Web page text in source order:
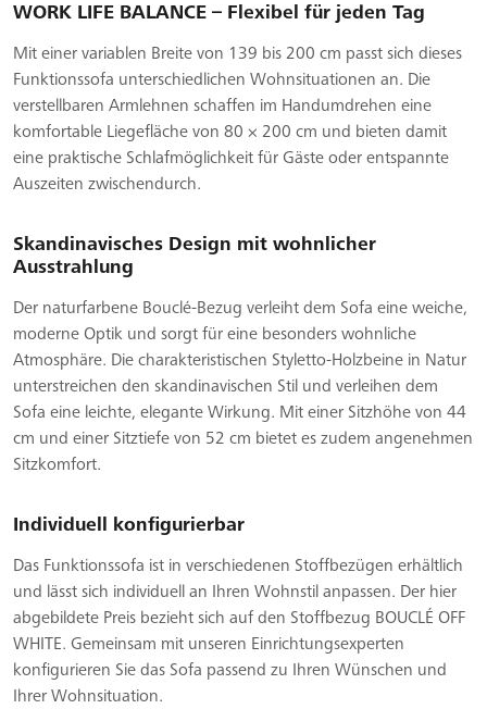
WORK LIFE BALANCE – Flexibel für jeden Tag
Mit einer variablen Breite von 139 bis 200 cm passt sich dieses
Funktionssofa unterschiedlichen Wohnsituationen an. Die
verstellbaren Armlehnen schaffen im Handumdrehen eine
komfortable Liegefläche von 80 × 200 cm und bieten damit
eine praktische Schlafmöglichkeit für Gäste oder entspannte
Auszeiten zwischendurch.
Skandinavisches Design mit wohnlicher
Ausstrahlung
Der naturfarbene Bouclé-Bezug verleiht dem Sofa eine weiche,
moderne Optik und sorgt für eine besonders wohnliche
Atmosphäre. Die charakteristischen Styletto-Holzbeine in Natur
unterstreichen den skandinavischen Stil und verleihen dem
Sofa eine leichte, elegante Wirkung. Mit einer Sitzhöhe von 44
cm und einer Sitztiefe von 52 cm bietet es zudem angenehmen
Sitzkomfort.
Individuell konfigurierbar
Das Funktionssofa ist in verschiedenen Stoffbezügen erhältlich
und lässt sich individuell an Ihren Wohnstil anpassen. Der hier
abgebildete Preis bezieht sich auf den Stoffbezug BOUCLÉ OFF
WHITE. Gemeinsam mit unseren Einrichtungsexperten
konfigurieren Sie das Sofa passend zu Ihren Wünschen und
Ihrer Wohnsituation.